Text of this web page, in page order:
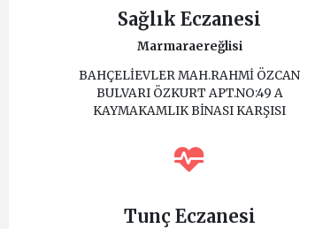
Sağlık Eczanesi
Marmaraereğlisi
BAHÇELİEVLER MAH.RAHMİ ÖZCAN
BULVARI ÖZKURT APT.NO:49 A
KAYMAKAMLIK BİNASI KARŞISI
Tunç Eczanesi